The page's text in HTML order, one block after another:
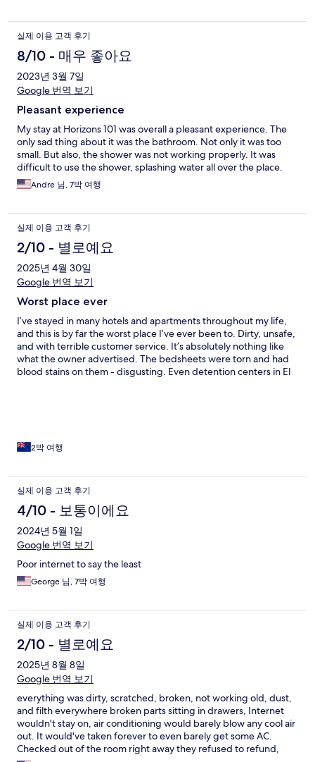
실제 이용 고객 후기
8/10 - 매우 좋아요
2023년 3월 7일
Google 번역 보기
Pleasant experience
My stay at Horizons 101 was overall a pleasant experience. The
only sad thing about it was the bathroom. Not only it was too
small. But also, the shower was not working properly. It was
difficult to use the shower, splashing water all over the place.
Andre 님, 7박 여행
실제 이용 고객 후기
2/10 - 별로예요
2025년 4월 30일
Google 번역 보기
Worst place ever
I’ve stayed in many hotels and apartments throughout my life,
and this is by far the worst place I’ve ever been to. Dirty, unsafe,
and with terrible customer service. It’s absolutely nothing like
what the owner advertised. The bedsheets were torn and had
blood stains on them - disgusting. Even detention centers in El
2박 여행
실제 이용 고객 후기
4/10 - 보통이에요
2024년 5월 1일
Google 번역 보기
Poor internet to say the least
George 님, 7박 여행
실제 이용 고객 후기
2/10 - 별로예요
2025년 8월 8일
Google 번역 보기
everything was dirty, scratched, broken, not working old, dust,
and filth everywhere broken parts sitting in drawers, Internet
wouldn't stay on, air conditioning would barely blow any cool air
out. It would've taken forever to even barely get some AC.
Checked out of the room right away they refused to refund,